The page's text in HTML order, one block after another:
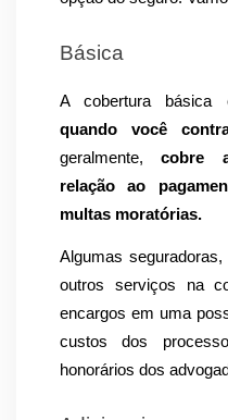
Básica
A cobertura básica
quando você
geralmente, cobre
relação ao
multas moratórias.
Algumas
outros serviços na
encargos em uma
custos dos
honorários dos